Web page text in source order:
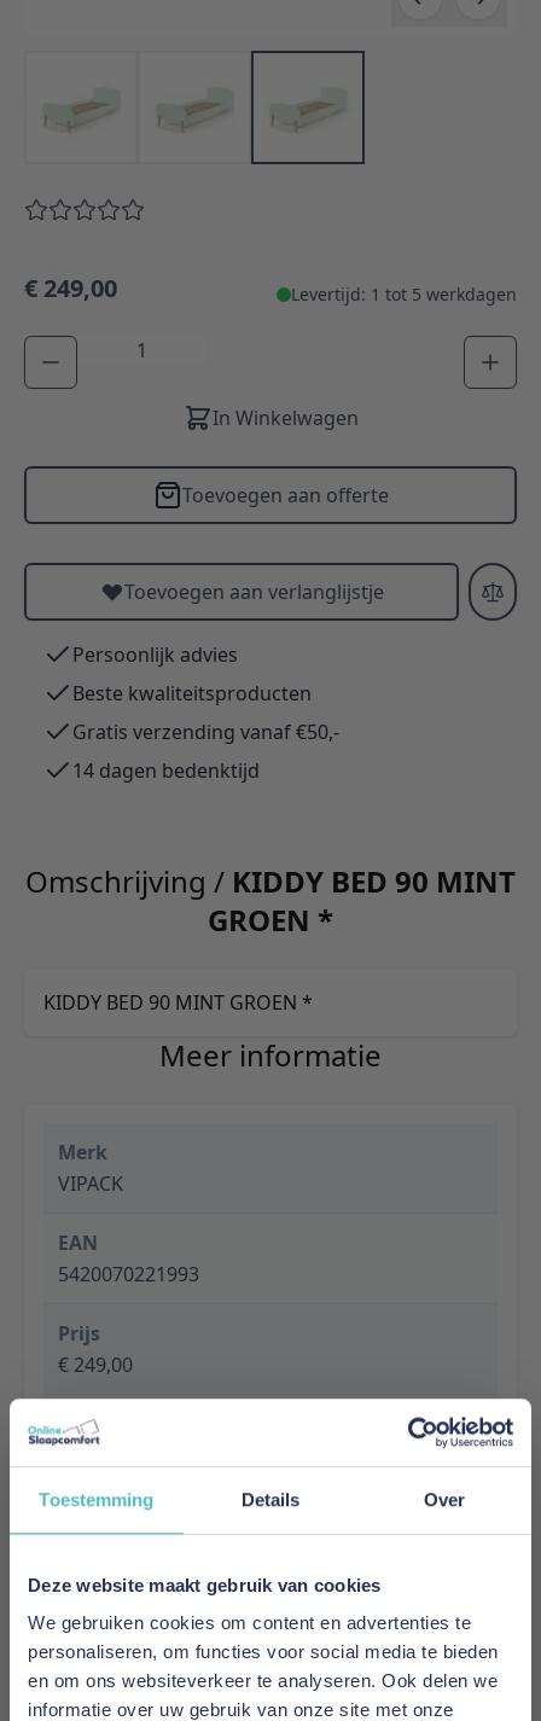
Toestemming Details Over
Deze website maakt gebruik van cookies
We gebruiken cookies om content en advertenties te
personaliseren, om functies voor social media te bieden
en om ons websiteverkeer te analyseren. Ook delen we
informatie over uw gebruik van onze site met onze
€ 249,00 Levertijd: 1 tot 5 werkdagen
Aantal
In Winkelwagen
Toevoegen aan offerte
Toevoegen aan verlanglijstje
Persoonlijk advies
Beste kwaliteitsproducten
Gratis verzending vanaf €50,-
14 dagen bedenktijd
Omschrijving / KIDDY BED 90 MINT
GROEN *
KIDDY BED 90 MINT GROEN *
Meer informatie
Merk
VIPACK
EAN
5420070221993
Prijs
€ 249,00
Levertijd
Specificaties
Finish: Lacquered
Colour: MINT GREEN
Slat base included: Yes
Recommended Slatbase: Slatbase is included
Product style: Scandinavian